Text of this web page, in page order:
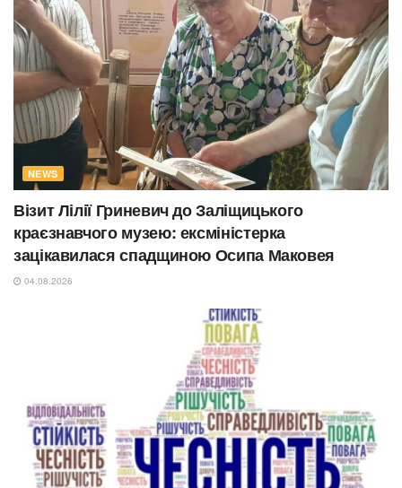
NEWS
Візит Лілії Гриневич до Заліщицького
краєзнавчого музею: ексміністерка
зацікавилася спадщиною Осипа Маковея
04.08.2026